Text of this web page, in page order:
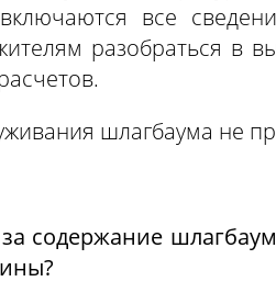
все
разобраться в
шлагбаума не
содержание